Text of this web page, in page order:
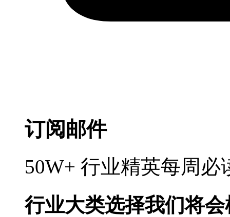
订阅邮件
50W+ 行业精英每周
行业大类选择我们将